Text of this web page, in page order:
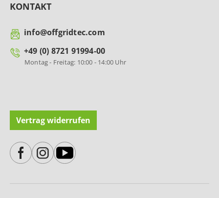
KONTAKT
info@offgridtec.com
+49 (0) 8721 91994-00
Montag - Freitag: 10:00 - 14:00 Uhr
Vertrag widerrufen